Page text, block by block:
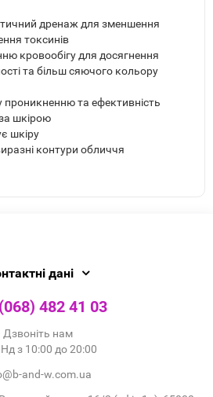
дренаж для зменшення
токсинів
кровообігу для досягнення
та більш сяючого кольору
та ефективність
шкірою
шкіру
контури обличчя
дані
482 41 03
Дзвоніть нам
з 10:00 до 20:00
and-w.com.ua